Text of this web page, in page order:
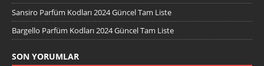
Sansiro Parfüm Kodları 2024 Güncel Tam Liste
Bargello Parfüm Kodları 2024 Güncel Tam Liste
SON YORUMLAR